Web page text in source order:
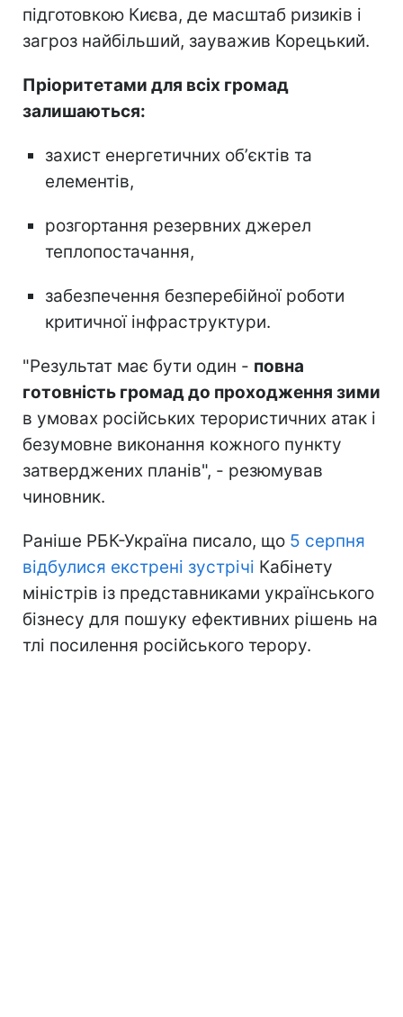
підготовкою Києва, де масштаб ризиків і
загроз найбільший, зауважив Корецький.
Пріоритетами для всіх громад
залишаються:
захист енергетичних обʼєктів та
елементів,
розгортання резервних джерел
теплопостачання,
забезпечення безперебійної роботи
критичної інфраструктури.
"Результат має бути один - повна
готовність громад до проходження зими
в умовах російських терористичних атак і
безумовне виконання кожного пункту
затверджених планів", - резюмував
чиновник.
Раніше РБК-Україна писало, що 5 серпня
відбулися екстрені зустрічі Кабінету
міністрів із представниками українського
бізнесу для пошуку ефективних рішень на
тлі посилення російського терору.